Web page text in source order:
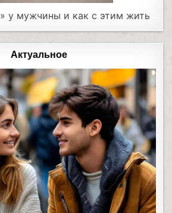
у мужчины и как с этим жить
Актуальное